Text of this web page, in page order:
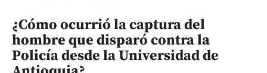
¿Cómo ocurrió la captura del
hombre que disparó contra la
Policía desde la Universidad de